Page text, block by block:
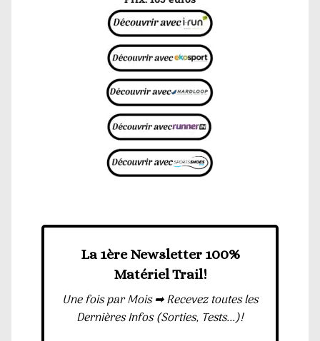
La 1ère Newsletter 100%
Matériel Trail!
Une fois par Mois ➡ Recevez toutes les
Dernières Infos (Sorties, Tests...)!